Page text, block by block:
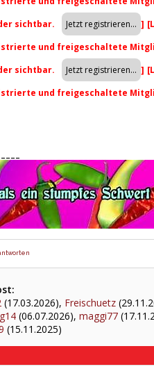
sichtbar. ]
und freigeschaltete
sichtbar. ]
und freigeschaltete
(17.03.2026), Freischuetz
(06.07.2026), maggi77
(15.11.2025)